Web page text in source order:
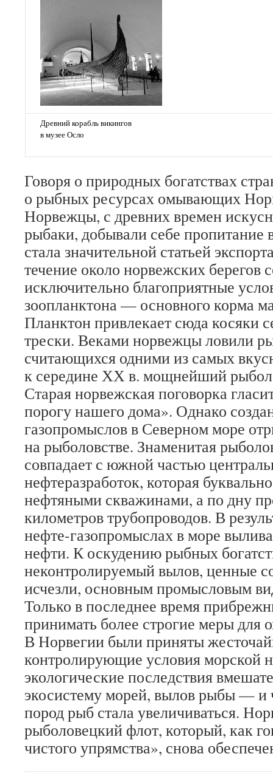
Древний корабль викингов
в музее Осло
Говоря о природных богатствах
о рыбных ресурсах омывающих
Норвежцы, с древних времен
рыбаки, добывали себе пропитание
стала значительной статьей
течение около норвежских берегов
исключительно благоприятные
зоопланктона — основного корма
Планктон привлекает сюда косяки
трески. Веками норвежцы ловили
считающихся одними из самых
к середине ХХ в. мощнейший
Старая норвежская поговорка
порогу нашего дома». Однако
газопромыслов в Северном море
на рыболовстве. Знаменитая
совпадает с южной частью
нефтеразработок, которая
нефтяными скважинами, а по дну
километров трубопроводов. В
нефте-газопромыслах в море
нефти. К оскудению рыбных
неконтролируемый вылов, ценные
исчезли, основным промысловым
Только в последнее время
принимать более строгие меры для
В Норвегии были приняты
контролирующие условия морской
экологические последствия
экосистему морей, вылов рыбы — и
пород рыб стала увеличиваться.
рыболовецкий флот, который, как
чистого упрямства», снова